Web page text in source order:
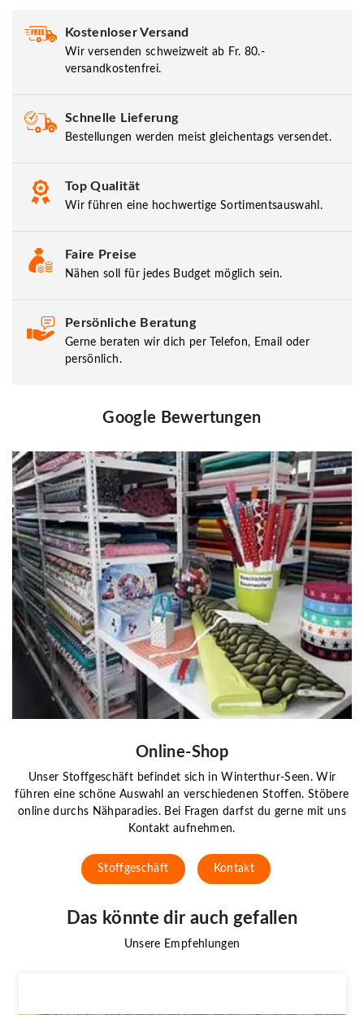
Kostenloser Versand
Wir versenden schweizweit ab Fr. 80.-
versandkostenfrei.
Schnelle Lieferung
Bestellungen werden meist gleichentags versendet.
Top Qualität
Wir führen eine hochwertige Sortimentsauswahl.
Faire Preise
Nähen soll für jedes Budget möglich sein.
Persönliche Beratung
Gerne beraten wir dich per Telefon, Email oder
persönlich.
Google Bewertungen
Online-Shop
Unser Stoffgeschäft befindet sich in Winterthur-Seen. Wir
führen eine schöne Auswahl an verschiedenen Stoffen. Stöbere
online durchs Nähparadies. Bei Fragen darfst du gerne mit uns
Kontakt aufnehmen.
Stoffgeschäft Kontakt
Das könnte dir auch gefallen
Unsere Empfehlungen